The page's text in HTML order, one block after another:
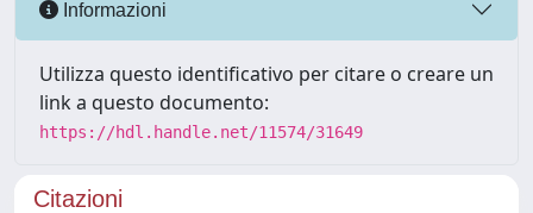
Informazioni
Utilizza questo identificativo per citare o creare un
link a questo documento:
https://hdl.handle.net/11574/31649
Citazioni